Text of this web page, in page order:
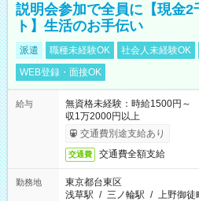
説明会参加で全員に【現金2
ト】生活のお手伝い
派遣 職種未経験OK 社会人未経験OK
WEB登録・面接OK
給与
無資格未経験：時給1500円
収1万2000円以上
交通費別途支給あり
交通費 交通費全額支給
勤務地
東京都台東区
浅草駅 / 三ノ輪駅 / 上野御徒